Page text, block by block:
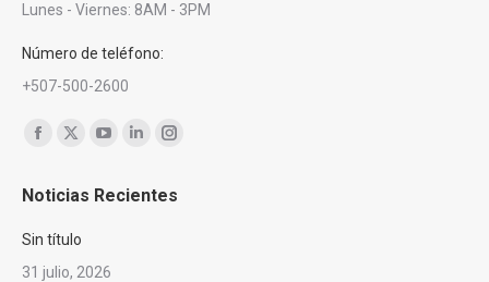
Lunes - Viernes: 8AM - 3PM
Número de teléfono:
+507-500-2600
Encuéntranos en:
opens
in
opens
in
YouTube
opens
Linkedin
opens
Instagram
opens
Noticias Recientes
Sin título
31 julio, 2026